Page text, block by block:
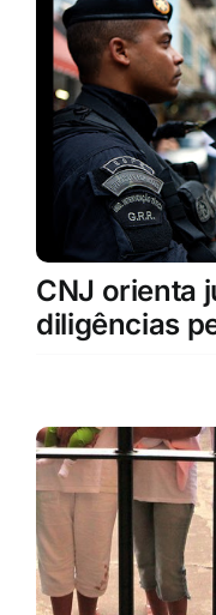
CNJ orienta
diligências